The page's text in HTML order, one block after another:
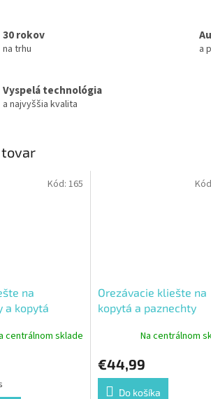
30 rokov
na trhu a
Vyspelá technológia
a najvyššia kvalita
tovar
na
a kopytá
centrálnom sklade
Kód: 165
Orezávacie kliešte na
kopytá a paznechty
Na centrálnom
€44,99
Do košíka